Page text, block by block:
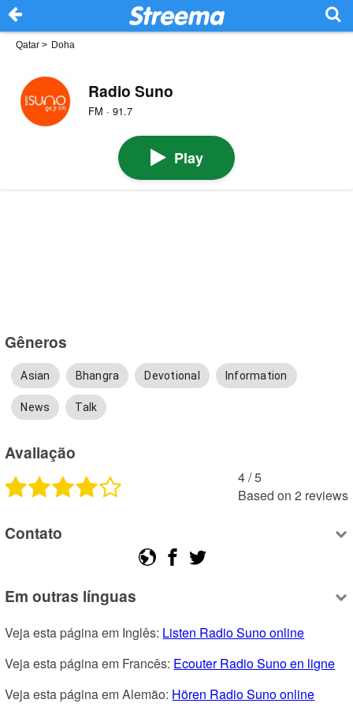
Qatar > Doha
Radio Suno
FM · 91.7
Play
Gêneros
Asian Bhangra Devotional Information
News Talk
Avaliação
4 /5
Based on 2 reviews
Contato
Em outras línguas
Veja esta página em Inglês: Listen Radio Suno online
Veja esta página em Francês: Ecouter Radio Suno en ligne
Veja esta página em Alemão: Hören Radio Suno online